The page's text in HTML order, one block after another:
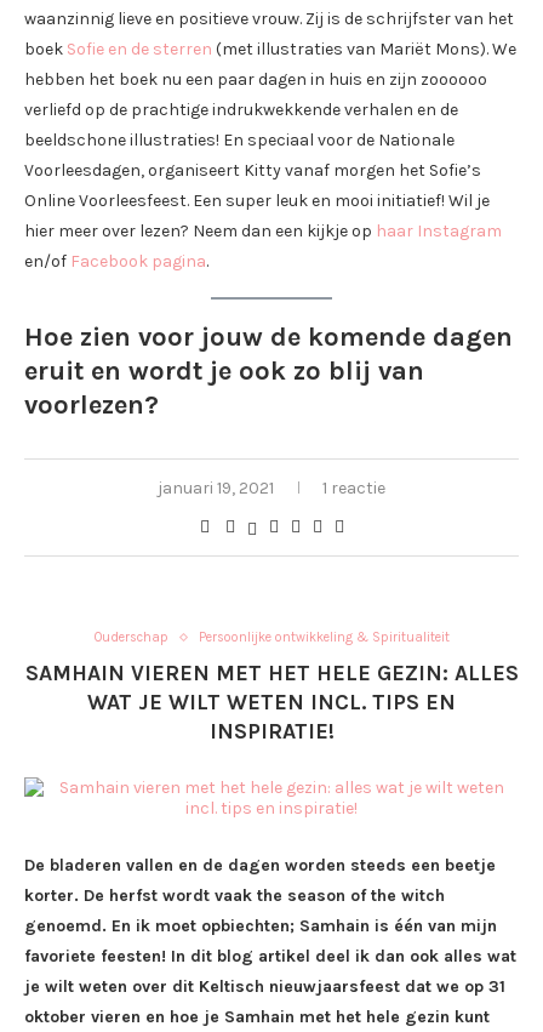
waanzinnig lieve en positieve vrouw. Zij is de schrijfster van het
boek Sofie en de sterren (met illustraties van Mariët Mons). We
hebben het boek nu een paar dagen in huis en zijn zoooooo
verliefd op de prachtige indrukwekkende verhalen en de
beeldschone illustraties! En speciaal voor de Nationale
Voorleesdagen, organiseert Kitty vanaf morgen het Sofie’s
Online Voorleesfeest. Een super leuk en mooi initiatief! Wil je
hier meer over lezen? Neem dan een kijkje op haar Instagram
en/of Facebook pagina.
Hoe zien voor jouw de komende dagen
eruit en wordt je ook zo blij van
voorlezen?
januari 19, 2021 1 reactie
Ouderschap Persoonlijke ontwikkeling & Spiritualiteit
SAMHAIN VIEREN MET HET HELE GEZIN: ALLES
WAT JE WILT WETEN INCL. TIPS EN
INSPIRATIE!
De bladeren vallen en de dagen worden steeds een beetje
korter. De herfst wordt vaak the season of the witch
genoemd. En ik moet opbiechten; Samhain is één van mijn
favoriete feesten! In dit blog artikel deel ik dan ook alles wat
je wilt weten over dit Keltisch nieuwjaarsfeest dat we op 31
oktober vieren en hoe je Samhain met het hele gezin kunt